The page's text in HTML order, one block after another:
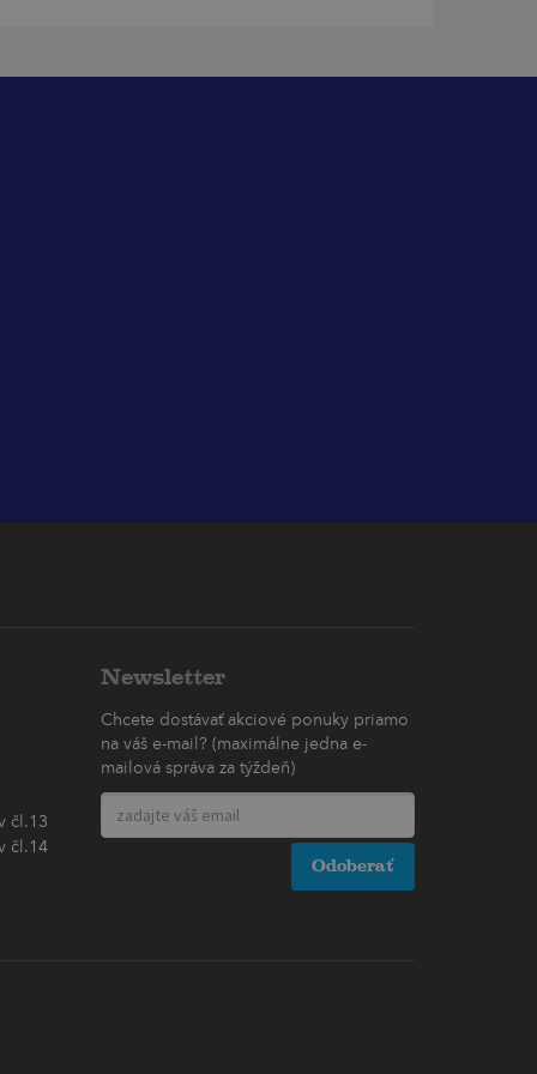
čl.13
čl.14
Newsletter
Chcete dostávať akciové ponuky priamo
na váš e-mail? (maximálne jedna e-
mailová správa za týždeň)
Odoberať